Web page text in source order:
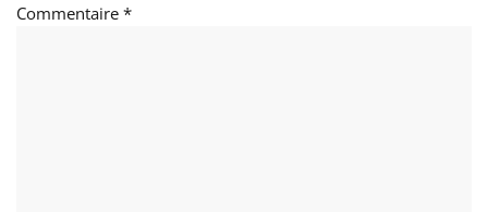
Commentaire *